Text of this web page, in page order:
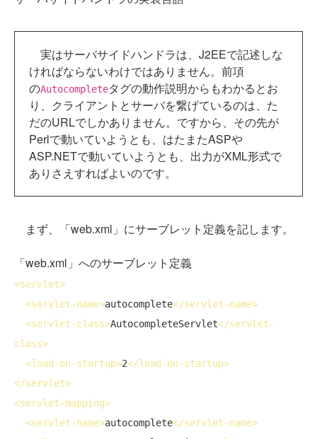
実はサーバサイドハンドラは、J2EEで記述しな
ければならないわけではありません。前項
のAutocompleteタグの動作説明からもわかるとお
り、クライアントとサーバを繋げているのは、た
だのURLでしかありません。ですから、その先が
Perlで動いていようとも、はたまたASPや
ASP.NETで動いていようとも、出力がXML形式で
ありさえすればよいのです。
まず、「web.xml」にサーブレット定義を記します。
「web.xml」へのサーブレット定義
<servlet>
<servlet-name>autocomplete</servlet-name>
<servlet-class>AutocompleteServlet</servlet-
class>
<load-on-startup>2</load-on-startup>
</servlet>
<servlet-mapping>
<servlet-name>autocomplete</servlet-name>